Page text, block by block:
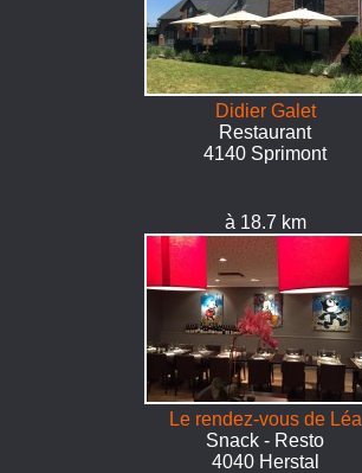
Didier Galet
Restaurant
4140 Sprimont
à 18.7 km
Le rendez-vous de Léa
Snack - Resto
4040 Herstal